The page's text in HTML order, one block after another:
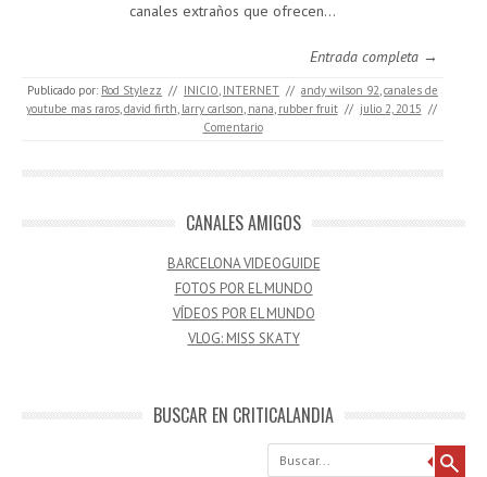
canales extraños que ofrecen…
Entrada completa →
Publicado por: Rod Stylezz // INICIO, INTERNET // andy wilson 92,canales de
youtube mas raros,david firth, larry carlson, nana, rubber fruit // julio 2, 2015 //
Comentario
CANALES AMIGOS
BARCELONA VIDEOGUIDE
FOTOS POR EL MUNDO
VÍDEOS POR EL MUNDO
VLOG: MISS SKATY
BUSCAR EN CRITICALANDIA
Buscar